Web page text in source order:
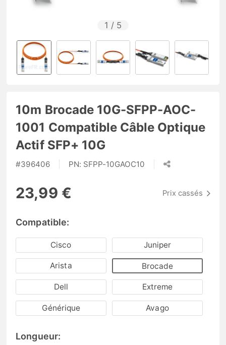
1 / 5
10m Brocade 10G-SFPP-AOC-
1001 Compatible Câble Optique
Actif SFP+ 10G
#396406 PN: SFPP-10GAOC10
23,99 € Prix cassés
Compatible:
Cisco Juniper
Arista Brocade
Dell Extreme
Générique Avago
Longueur: